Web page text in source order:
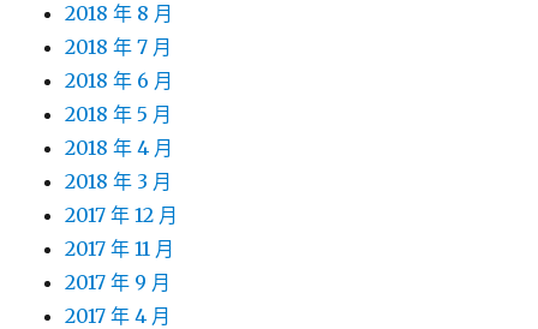
2018 年 8 月
2018 年 7 月
2018 年 6 月
2018 年 5 月
2018 年 4 月
2018 年 3 月
2017 年 12 月
2017 年 11 月
2017 年 9 月
2017 年 4 月